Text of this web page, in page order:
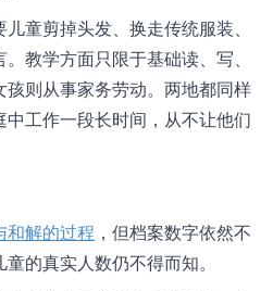
童剪掉头发、换走传统服装、
教学方面只限于基础读、写、
则从事家务劳动。两地都同样
工作一段长时间，从不让他们
和解的过程 ，但档案数字依然不
的真实人数仍不得而知。